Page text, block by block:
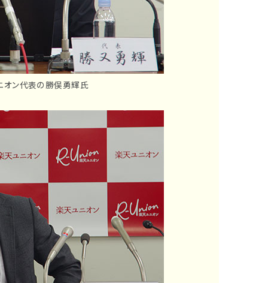
オン代表の勝俣勇輝氏